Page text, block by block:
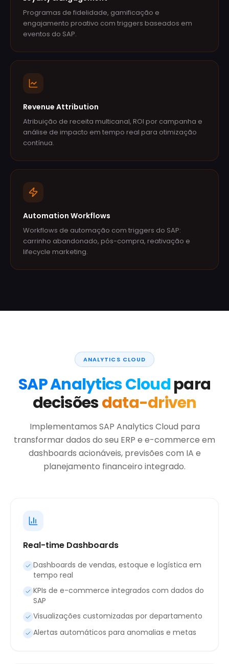
Programas de fidelidade, gamificação e
engajamento proativo com triggers baseados em
eventos do SAP.
Revenue Attribution
Atribuição de receita multicanal, ROI por campanha e
análise de impacto em tempo real para otimização
contínua.
Automation Workflows
Workflows de automação com triggers do SAP:
carrinho abandonado, pós-compra, reativação e
lifecycle marketing.
ANALYTICS CLOUD
SAP Analytics Cloudpara
decisõesdata-driven
Implementamos SAP Analytics Cloud para
transformar dados do seu ERP e e-commerce em
dashboards acionáveis, previsões com IA e
planejamento financeiro integrado.
Real-time Dashboards
Dashboards de vendas, estoque e logística em
tempo real
KPIs de e-commerce integrados com dados do
SAP
Visualizações customizadas por departamento
Alertas automáticos para anomalias e metas